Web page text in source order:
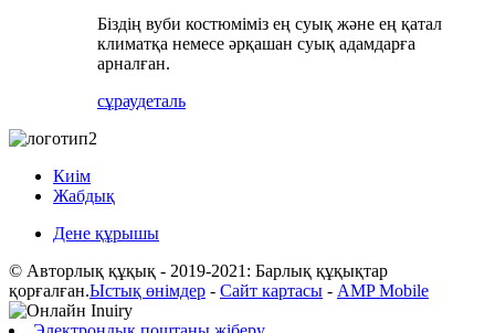
Біздің вуби костюміміз ең суық және ең қатал
климатқа немесе әрқашан суық адамдарға
арналған.
сұраудеталь
Киім
Жабдық
Дене құрышы
© Авторлық құқық - 2019-2021: Барлық құқықтар
қорғалған.Ыстық өнімдер - Сайт картасы - AMP Mobile